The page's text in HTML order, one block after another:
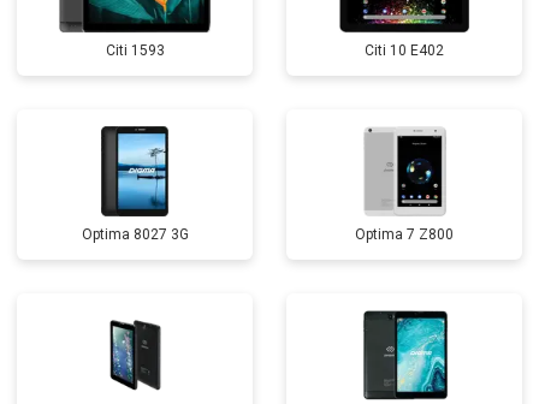
Citi 1593 Citi 10 E402
Optima 8027 3G Optima 7 Z800